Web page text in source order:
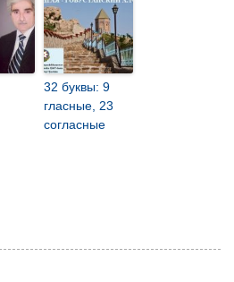
32 буквы: 9
гласные, 23
согласные